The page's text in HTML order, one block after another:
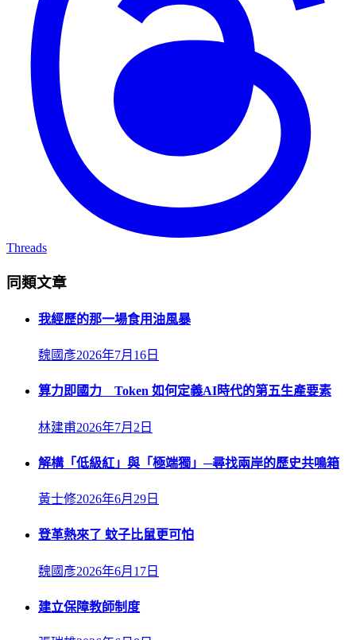
Threads
同類文章
我經歷的那一場食用油風暴
魏國彥2026年7月16日
算力即國力 Token 如何定義AI時代的第五生產要素
林建甫2026年7月2日
解構「低級紅」與「極端獨」─尋找兩岸的歷史共鳴箱
黃士修2026年6月29日
登革熱來了 蚊子比鼠更可怕
魏國彥2026年6月17日
建立保障教師制度